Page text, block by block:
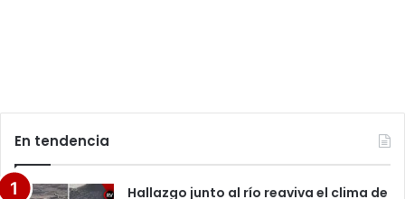
En tendencia
Hallazgo junto al río reaviva el clima de